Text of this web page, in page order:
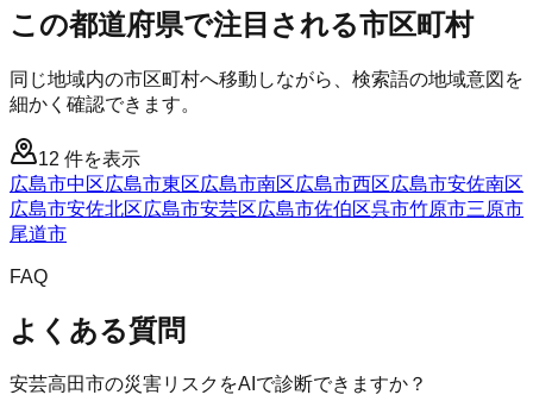
この都道府県で注目される市区町村
同じ地域内の市区町村へ移動しながら、検索語の地域意図を
細かく確認できます。
12 件を表示
広島市中区広島市東区広島市南区広島市西区広島市安佐南区
広島市安佐北区広島市安芸区広島市佐伯区呉市竹原市三原市
尾道市
FAQ
よくある質問
安芸高田市の災害リスクをAIで診断できますか？